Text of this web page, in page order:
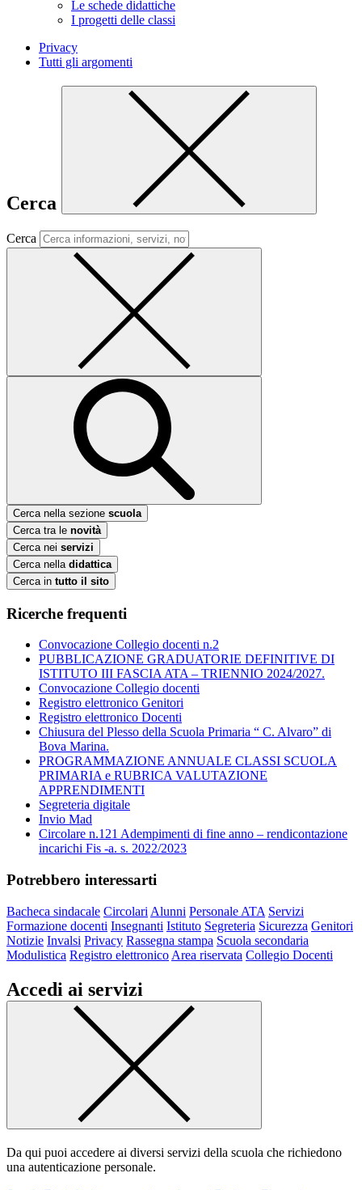
Le schede didattiche
I progetti delle classi
Privacy
Tutti gli argomenti
Cerca
Cerca
Cerca nella sezione scuola
Cerca tra le novità
Cerca nei servizi
Cerca nella didattica
Cerca in tutto il sito
Ricerche frequenti
Convocazione Collegio docenti n.2
PUBBLICAZIONE GRADUATORIE DEFINITIVE DI
ISTITUTO III FASCIA ATA – TRIENNIO 2024/2027.
Convocazione Collegio docenti
Registro elettronico Genitori
Registro elettronico Docenti
Chiusura del Plesso della Scuola Primaria “ C. Alvaro” di
Bova Marina.
PROGRAMMAZIONE ANNUALE CLASSI SCUOLA
PRIMARIA e RUBRICA VALUTAZIONE
APPRENDIMENTI
Segreteria digitale
Invio Mad
Circolare n.121 Adempimenti di fine anno – rendicontazione
incarichi Fis -a. s. 2022/2023
Potrebbero interessarti
Bacheca sindacale Circolari Alunni Personale ATA Servizi
Formazione docenti Insegnanti Istituto Segreteria Sicurezza Genitori
Notizie Invalsi Privacy Rassegna stampa Scuola secondaria
Modulistica Registro elettronico Area riservata Collegio Docenti
Accedi ai servizi
Da qui puoi accedere ai diversi servizi della scuola che richiedono
una autenticazione personale.